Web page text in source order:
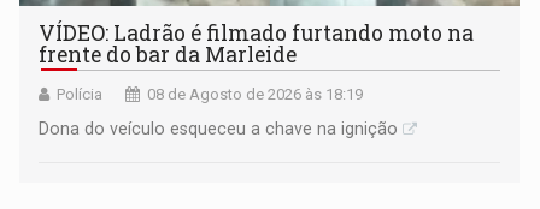
VÍDEO: Ladrão é filmado furtando moto na
frente do bar da Marleide
Polícia 08 de Agosto de 2026 às 18:19
Dona do veículo esqueceu a chave na ignição